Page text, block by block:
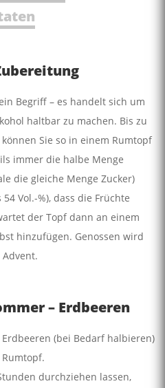
Begriff – es handelt sich um
haltbar zu machen. Bis zu
Sie so in einem Rumtopf
immer die halbe Menge
die gleiche Menge Zucker)
Vol.-%), dass die Früchte
der Topf dann an einem
hinzufügen. Genossen wird
– Erdbeeren
(bei Bedarf halbieren)
durchziehen lassen,